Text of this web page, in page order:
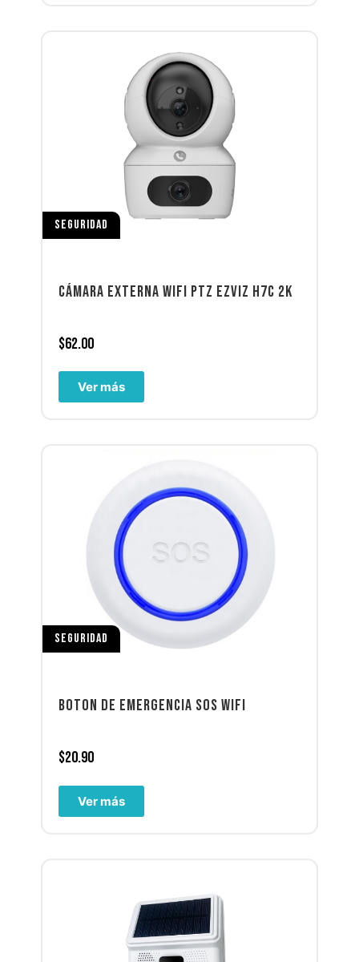
SEGURIDAD
CÁMARA EXTERNA WIFI PTZ EZVIZ H7C 2K
$62.00
Ver más
SEGURIDAD
BOTON DE EMERGENCIA SOS WIFI
$20.90
Ver más